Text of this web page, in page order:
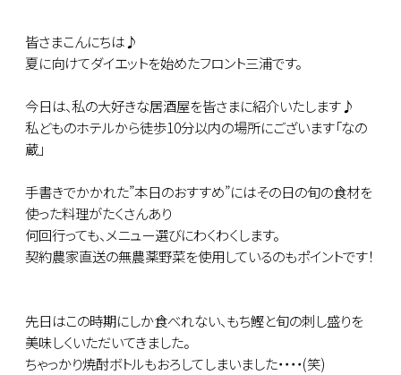
皆さまこんにちは♪
夏に向けてダイエットを始めたフロント三浦です。
今日は、私の大好きな居酒屋を皆さまに紹介いたします♪
私どものホテルから徒歩10分以内の場所にございます「なの
蔵」
手書きでかかれた”本日のおすすめ”にはその日の旬の食材を
使った料理がたくさんあり
何回行っても、メニュー選びにわくわくします。
契約農家直送の無農薬野菜を使用しているのもポイントです！
先日はこの時期にしか食べれない、もち鰹と旬の刺し盛りを
美味しくいただいてきました。
ちゃっかり焼酎ボトルもおろしてしまいました・・・・(笑)